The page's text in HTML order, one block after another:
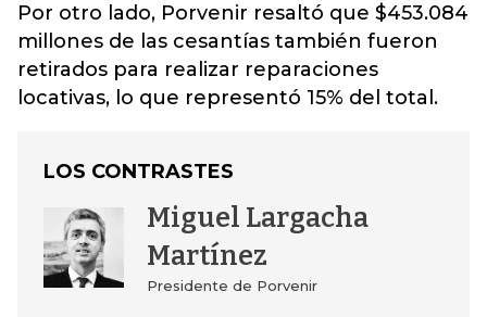
Por otro lado, Porvenir resaltó que $453.084
millones de las cesantías también fueron
retirados para realizar reparaciones
locativas, lo que representó 15% del total.
LOS CONTRASTES
Miguel Largacha
Martínez
Presidente de Porvenir